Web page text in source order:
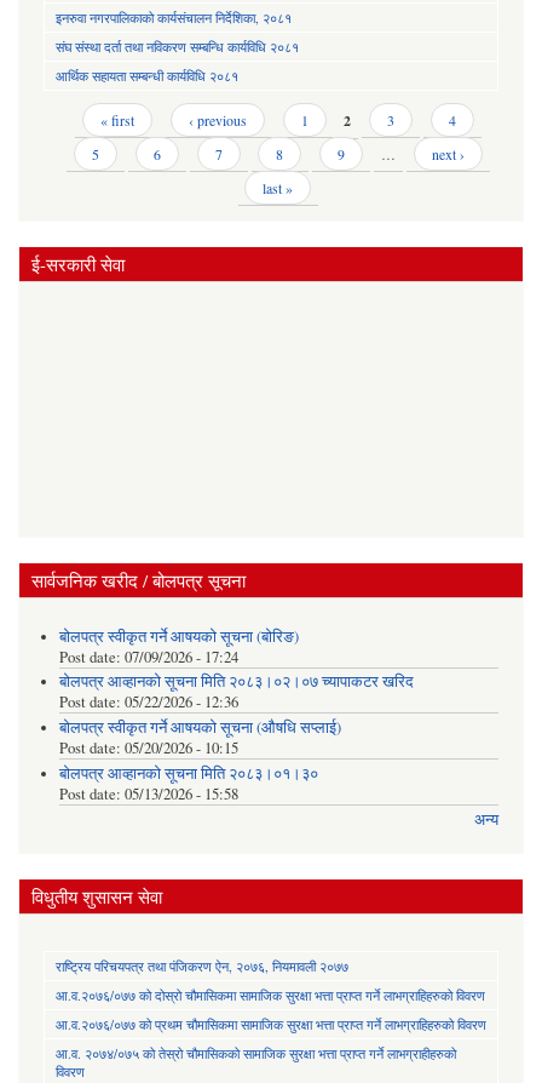
इनरुवा नगरपालिकाको कार्यसंचालन निर्देशिका, २०८१
संघ संस्था दर्ता तथा नविकरण सम्बन्धि कार्यविधि २०८१
आर्थिक सहायता सम्बन्धी कार्यविधि २०८१
Pages « first ‹ previous 1 2 3
4
5
6 7 8 9 …
next ›
last »
ई-सरकारी सेवा
सार्वजनिक खरीद / बोलपत्र सूचना
बोलपत्र स्वीकृत गर्ने आषयको सूचना (बोरिङ)
Post date: 07/09/2026 - 17:24
बोलपत्र आव्हानको सूचना मिति २०८३।०२।०७ च्यापाकटर खरिद
Post date: 05/22/2026 - 12:36
बोलपत्र स्वीकृत गर्ने आषयको सूचना (औषधि सप्लाई)
Post date: 05/20/2026 - 10:15
बोलपत्र आव्हानको सूचना मिति २०८३।०१।३०
Post date: 05/13/2026 - 15:58
अन्य
विधुतीय शुसासन सेवा
राष्ट्रिय परिचयपत्र तथा पंजिकरण ऐन, २०७६, नियमावली २०७७
आ.व.२०७६/०७७ को दोस्रो चौमासिकमा सामाजिक सुरक्षा भत्ता प्राप्त गर्ने लाभग्राहिहरुको विवरण
आ.व.२०७६/०७७ को प्रथम चौमासिकमा सामाजिक सुरक्षा भत्ता प्राप्त गर्ने लाभग्राहिहरुको विवरण
आ.व. २०७४/०७५ को तेस्रो चौमासिकको सामाजिक सुरक्षा भत्ता प्राप्त गर्ने लाभग्राहीहरुको
विवरण